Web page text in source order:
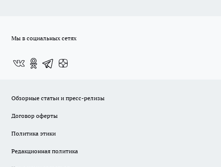
Мы в социальных сетях
Обзорные статьи и пресс-релизы
Договор оферты
Политика этики
Редакционная политика